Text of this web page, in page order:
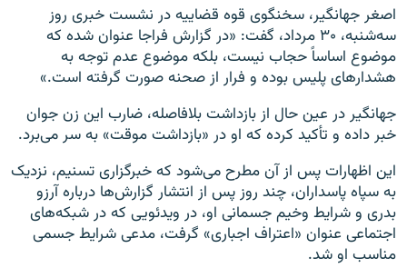
اصغر جهانگیر، سخنگوی قوه قضاییه در نشست خبری روز
سه‌شنبه، ۳۰ مرداد، گفت: «در گزارش فراجا عنوان شده که
موضوع اساساً حجاب نیست، بلکه موضوع عدم توجه به
هشدارهای پلیس بوده و فرار از صحنه صورت گرفته است.»
جهانگیر در عین حال از بازداشت بلافاصله، ضارب این زن جوان
خبر داده و تأکید کرده که او در «بازداشت موقت» به سر می‌برد.
این اظهارات پس از آن مطرح می‌شود که خبرگزاری تسنیم، نزدیک
به سپاه پاسداران، چند روز پس از انتشار گزارش‌ها درباره آرزو
بدری و شرایط وخیم جسمانی او، در ویدئویی که در شبکه‌های
اجتماعی عنوان «اعتراف اجباری» گرفت، مدعی شرایط جسمی
مناسب او شد.